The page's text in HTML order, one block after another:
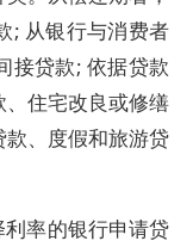
; 从银行与消费者
接贷款; 依据贷款
住宅改良或修缮
、度假和旅游贷
率的银行申请贷